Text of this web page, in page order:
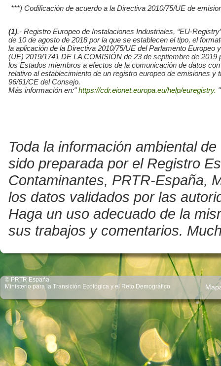
***) Codificación de acuerdo a la Directiva 2010/75/UE de
(1).- Registro Europeo de Instalaciones Industriales, “EU-
de 10 de agosto de 2018 por la que se establecen el tipo, el
la aplicación de la Directiva 2010/75/UE del Parlamento
(UE) 2019/1741 DE LA COMISIÓN de 23 de septiembre de
los Estados miembros a efectos de la comunicación de datos
relativo al establecimiento de un registro europeo de emisiones
96/61/CE del Consejo.
Más información en:"https://cdr.eionet.europa.eu/help/euregistry. "
Toda la información ambiental
sido preparada por el Registro
Contaminantes, PRTR-España,
los datos validados por las
Haga un uso adecuado de la
sus trabajos y comentarios.
© PRTR España
Ministerio para la Transición Ecológica y el Reto Demográfico